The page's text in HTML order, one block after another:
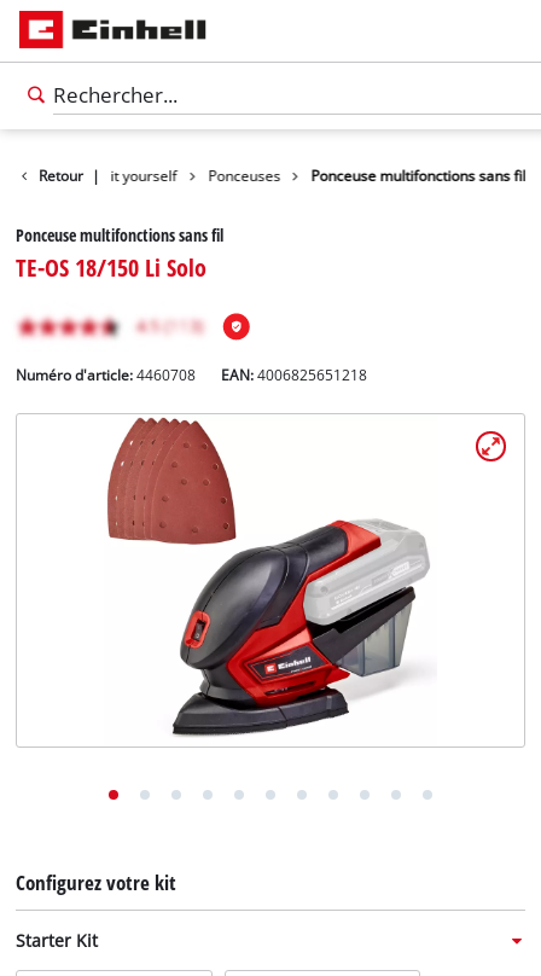
Français
Retour |
Produits Do it yourself Ponceuses Ponceuse multifonctions sans fil
Ponceuse multifonctions sans fil
TE-OS 18/150 Li Solo
Numéro d'article: 4460708 EAN:4006825651218
Configurez votre kit
Starter Kit